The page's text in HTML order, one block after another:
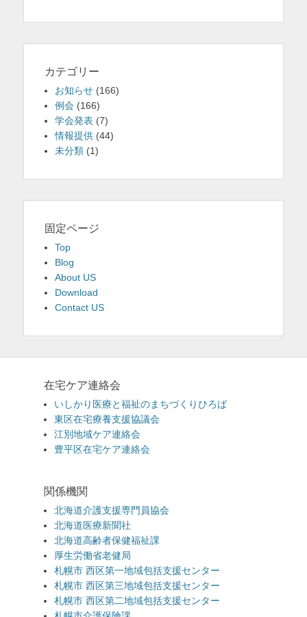
カテゴリー
お知らせ (166)
例会 (166)
学会発表 (7)
情報提供 (44)
未分類 (1)
固定ページ
Top
Blog
About US
Download
Contact US
在宅ケア連絡会
いしかり医療と福祉のまちづくりひろば
東区在宅療養支援協議会
江別地域ケア連絡会
豊平区在宅ケア連絡会
関係機関
北海道介護支援専門員協会
北海道医療新聞社
北海道高齢者保健福祉課
厚生労働省老健局
札幌市 西区第一地域包括支援センター
札幌市 西区第三地域包括支援センター
札幌市 西区第二地域包括支援センター